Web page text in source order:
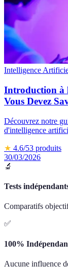
Intelligence
Introduction à
Vous Devez
Découvrez notre
d'intelligence
★ 4.6/53 produits
30/03/2026
🔬
Tests
Comparatifs
✅
100%
Aucune influence